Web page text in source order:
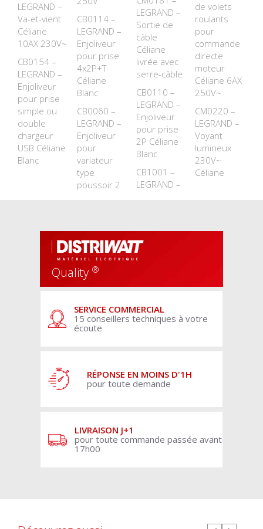
LEGRAND –
Va-et-vient
Céliane
10AX 230V~
CB0154 –
LEGRAND –
Enjoliveur
pour prise
simple ou
double
chargeur
USB Céliane
Blanc
CB0114 –
LEGRAND –
Enjoliveur
pour prise
4x2P+T
Céliane
Blanc
CB0060 –
LEGRAND –
Enjoliveur
pour
variateur
type
poussoir 2
LEGRAND –
Sortie de
câble
Céliane
livrée avec
serre-câble
CB0110 –
LEGRAND –
Enjoliveur
pour prise
2P Céliane
Blanc
CB1001 –
LEGRAND –
de volets
roulants
pour
commande
directe
moteur
Céliane 6AX
250V~
CM0220 –
LEGRAND –
Voyant
lumineux
230V~
Céliane
Quality ®
SERVICE COMMERCIAL
15 conseillers techniques à votre
écoute
RÉPONSE EN MOINS D'1H
pour toute demande
LIVRAISON J+1
pour toute commande passée avant
17h00